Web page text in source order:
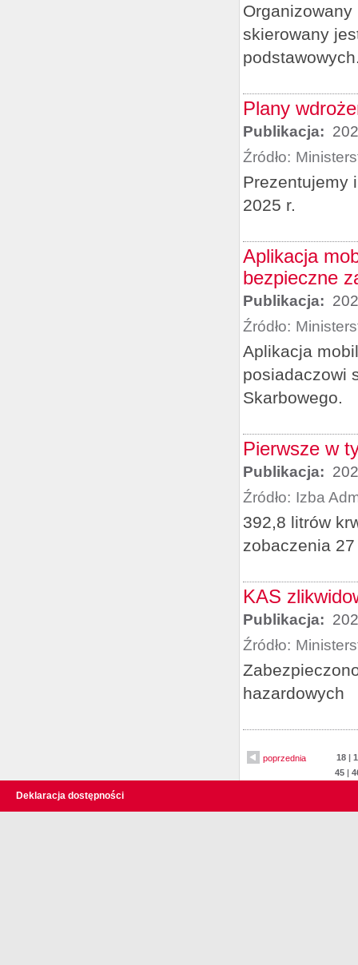
skierowany
Plany
Publikacja:
Źródło:
Prezentujemy
2025 r.
Aplikacja
bezpieczne
Publikacja:
Źródło:
Aplikacja
posiadaczowi
Skarbowego.
Pierwsze w
Publikacja:
Źródło: Izba
392,8 litrów
zobaczenia
KAS
Publikacja:
Źródło:
hazardowych
poprzednia 18 |
45 |
Deklaracja dostępności